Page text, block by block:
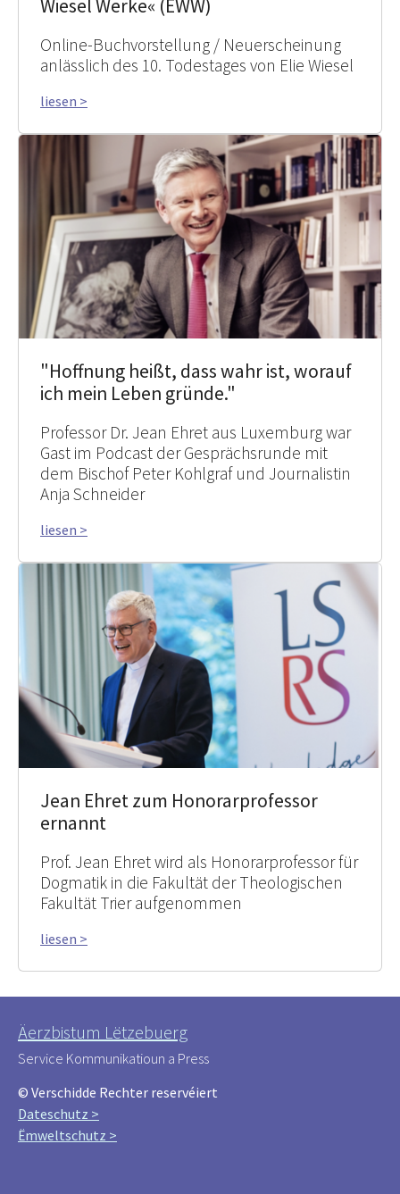
Wiesel Werke« (EWW)
Online-Buchvorstellung / Neuerscheinung
anlässlich des 10. Todestages von Elie Wiesel
liesen >
"Hoffnung heißt, dass wahr ist, worauf
ich mein Leben gründe."
Professor Dr. Jean Ehret aus Luxemburg war
Gast im Podcast der Gesprächsrunde mit
dem Bischof Peter Kohlgraf und Journalistin
Anja Schneider
liesen >
Jean Ehret zum Honorarprofessor
ernannt
Prof. Jean Ehret wird als Honorarprofessor für
Dogmatik in die Fakultät der Theologischen
Fakultät Trier aufgenommen
liesen >
Äerzbistum Lëtzebuerg
Service Kommunikatioun a Press
© Verschidde Rechter reservéiert
Dateschutz >
Ëmweltschutz >